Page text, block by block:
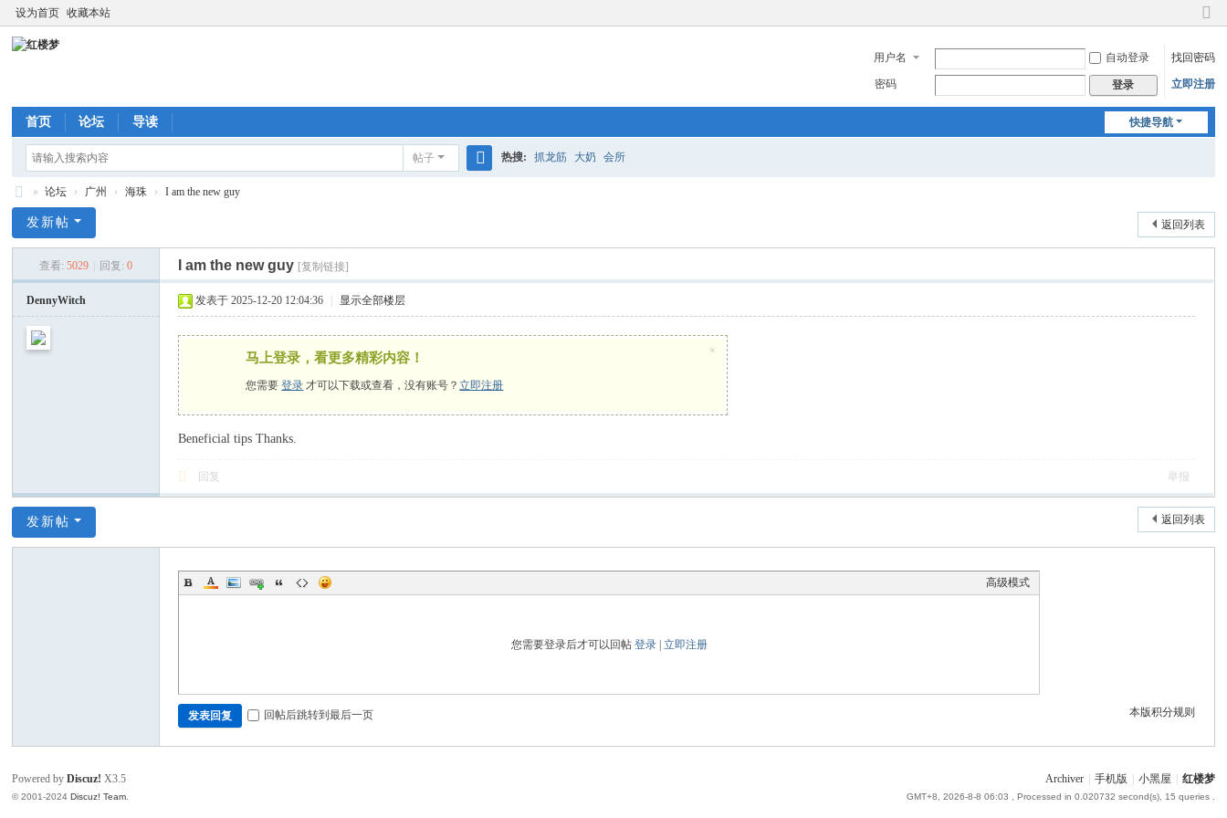
设为首页 收藏本站
切
到
窄
版
用户名 自动登录 找回密码
密码 登录 立即注册
快捷导航
首页 论坛 导读
帖子 热搜: 抓龙筋 大奶 会所
楼
» 论坛 › 广州 › 海珠 › I am the new guy
返回列表
发新帖
查看: 5029 回复: 0 I am the new guy [复制链接]
DennyWitch 发表于 2025-12-20 12:04:36 显示全部楼层
马上登录，看更多精彩内容！
您需要登录 才可以下载或查看，没有账号？立即注册
×
Beneficial tips Thanks.
回复 举报
返回列表
发新帖
高级模式
您需要登录后才可以回帖 登录| 立即注册
本版积分规则
发表回复 回帖后跳转到最后一页
Archiver 手机版 小黑屋 红楼梦
GMT+8, 2026-8-8 06:03 , Processed in 0.020732 second(s), 15 queries .
Powered byDiscuz! X3.5
© 2001-2024Discuz! Team